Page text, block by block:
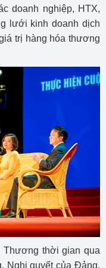
doanh nghiệp, HTX,
lưới kinh doanh dịch
trị hàng hóa thương
Thương thời gian qua
Nghị quyết của Đảng,